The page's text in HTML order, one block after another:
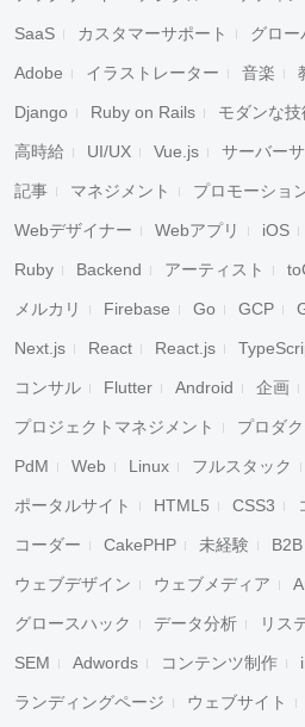
SaaS カスタマーサポート グロー
Adobe イラストレーター 音楽
Django Ruby on Rails モダンな技
高時給 UI/UX Vue.js サーバー
記事 マネジメント プロモーショ
Webデザイナー Webアプリ iOS
Ruby Backend アーティスト
メルカリ Firebase Go GCP
Next.js React React.js
コンサル Flutter Android 企画
プロジェクトマネジメント プロダ
PdM Web Linux フルスタック
ポータルサイト HTML5 CSS3
コーダー CakePHP 未経験 B2B
ウェブデザイン ウェブメディア
グロースハック データ分析 リス
SEM Adwords コンテンツ制作
ランディングページ ウェブサイト